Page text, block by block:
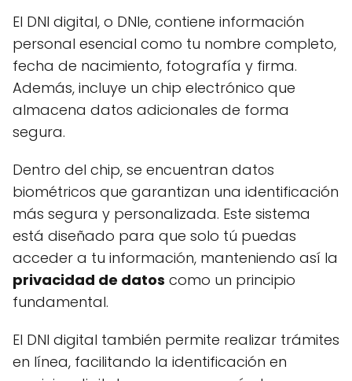
El DNI digital, o DNIe, contiene información
personal esencial como tu nombre completo,
fecha de nacimiento, fotografía y firma.
Además, incluye un chip electrónico que
almacena datos adicionales de forma
segura.
Dentro del chip, se encuentran datos
biométricos que garantizan una identificación
más segura y personalizada. Este sistema
está diseñado para que solo tú puedas
acceder a tu información, manteniendo así la
privacidad de datos como un principio
fundamental.
El DNI digital también permite realizar trámites
en línea, facilitando la identificación en